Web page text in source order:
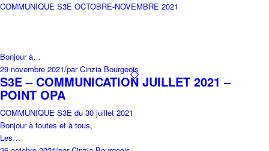
COMMUNIQUE S3E OCTOBRE-NOVEMBRE 2021
Bonjour à…
29 novembre 2021/par Cinzia Bourgeois
S3E – COMMUNICATION JUILLET 2021 –
POINT OPA
COMMUNIQUE S3E du 30 juillet 2021
Bonjour à toutes et à tous,
Les…